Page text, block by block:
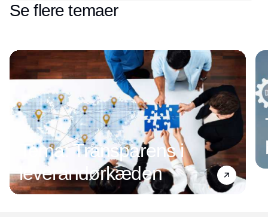
Se flere temaer
Tema: Transparens i
leverandørkæden